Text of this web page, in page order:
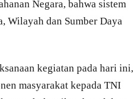
Negara, bahwa sistem
Wilayah dan Sumber Daya
kegiatan pada hari ini,
masyarakat kepada TNI